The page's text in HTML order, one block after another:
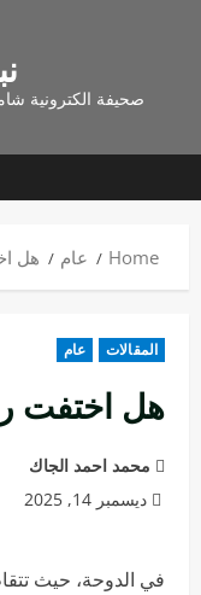
صحيفة الكترونية
Home عام هل
المقالات عام
هل اختفت
محمد احمد الجاك
ديسمبر 14, 2025
في الدوحة، حيث